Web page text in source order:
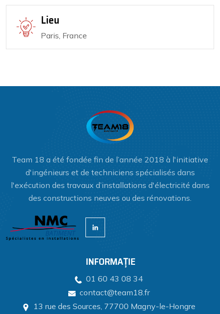
Lieu
Paris, France
Team 18 a été fondée fin de l’année 2018 à l'initiative
d'ingénieurs et de techniciens spécialisés dans
l'exécution des travaux d’installations d'électricité dans
des constructions neuves ou des rénovations.
INFORMAȚIE
01 60 43 08 34
contact@team18.fr
13 rue des Sources, 77700 Magny-le-Hongre